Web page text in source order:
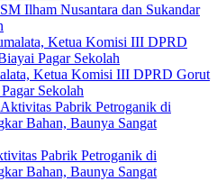
Ilham Nusantara dan Sukandar
Ketua Komisi III DPRD Gorut
Sekolah
Pabrik Petroganik di
Bahan, Baunya Sangat